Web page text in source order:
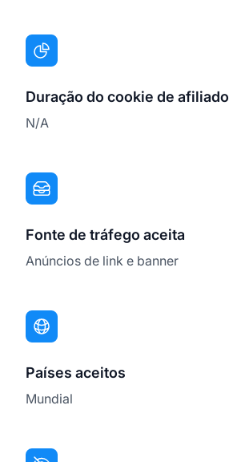
Duração do cookie de afiliado
N/A
Fonte de tráfego aceita
Anúncios de link e banner
Países aceitos
Mundial